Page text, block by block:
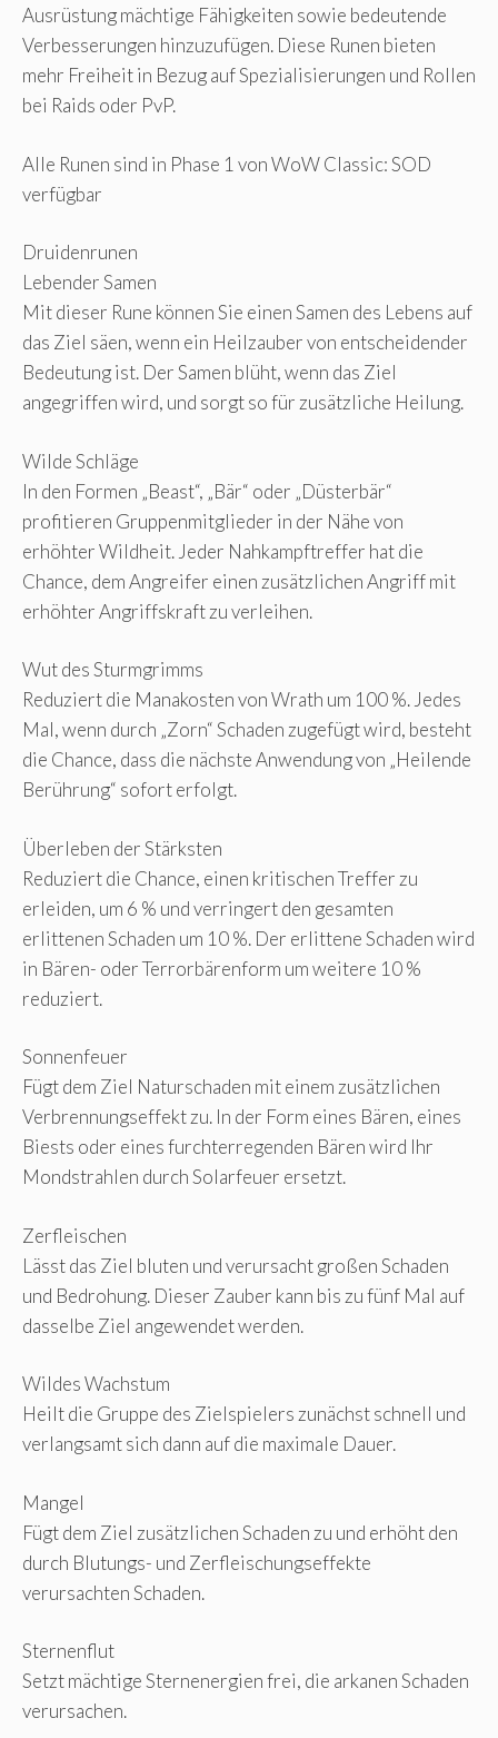
Ausrüstung mächtige Fähigkeiten sowie bedeutende
Verbesserungen hinzuzufügen. Diese Runen bieten
mehr Freiheit in Bezug auf Spezialisierungen und Rollen
bei Raids oder PvP.
Alle Runen sind in Phase 1 von WoW Classic: SOD
verfügbar
Druidenrunen
Lebender Samen
Mit dieser Rune können Sie einen Samen des Lebens auf
das Ziel säen, wenn ein Heilzauber von entscheidender
Bedeutung ist. Der Samen blüht, wenn das Ziel
angegriffen wird, und sorgt so für zusätzliche Heilung.
Wilde Schläge
In den Formen „Beast“, „Bär“ oder „Düsterbär“
profitieren Gruppenmitglieder in der Nähe von
erhöhter Wildheit. Jeder Nahkampftreffer hat die
Chance, dem Angreifer einen zusätzlichen Angriff mit
erhöhter Angriffskraft zu verleihen.
Wut des Sturmgrimms
Reduziert die Manakosten von Wrath um 100 %. Jedes
Mal, wenn durch „Zorn“ Schaden zugefügt wird, besteht
die Chance, dass die nächste Anwendung von „Heilende
Berührung“ sofort erfolgt.
Überleben der Stärksten
Reduziert die Chance, einen kritischen Treffer zu
erleiden, um 6 % und verringert den gesamten
erlittenen Schaden um 10 %. Der erlittene Schaden wird
in Bären- oder Terrorbärenform um weitere 10 %
reduziert.
Sonnenfeuer
Fügt dem Ziel Naturschaden mit einem zusätzlichen
Verbrennungseffekt zu. In der Form eines Bären, eines
Biests oder eines furchterregenden Bären wird Ihr
Mondstrahlen durch Solarfeuer ersetzt.
Zerfleischen
Lässt das Ziel bluten und verursacht großen Schaden
und Bedrohung. Dieser Zauber kann bis zu fünf Mal auf
dasselbe Ziel angewendet werden.
Wildes Wachstum
Heilt die Gruppe des Zielspielers zunächst schnell und
verlangsamt sich dann auf die maximale Dauer.
Mangel
Fügt dem Ziel zusätzlichen Schaden zu und erhöht den
durch Blutungs- und Zerfleischungseffekte
verursachten Schaden.
Sternenflut
Setzt mächtige Sternenergien frei, die arkanen Schaden
verursachen.